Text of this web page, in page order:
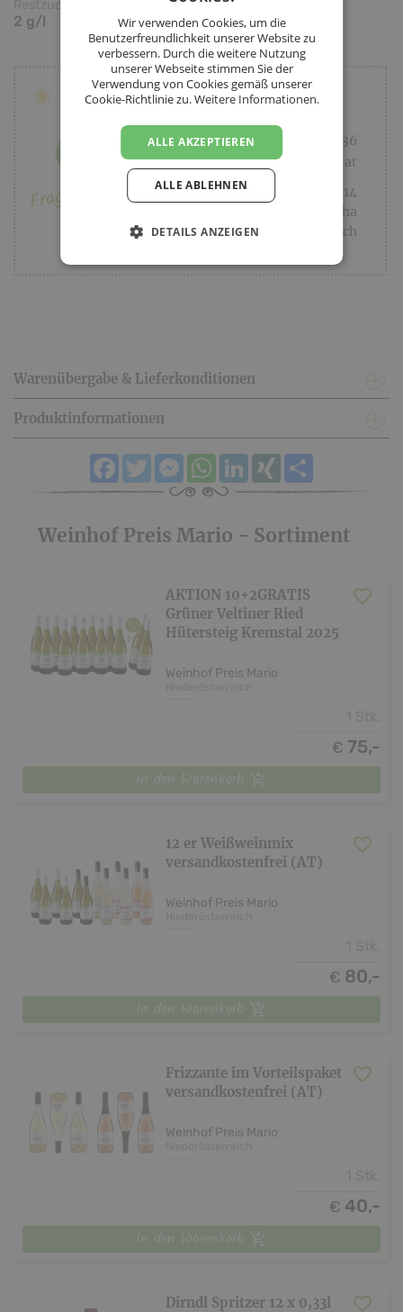
2 g/l
Qualität
Qualitätswein trocken
Weinhof Preis Mario
+43 664 8240536
office@weinhofpreis.at
Schulgasse 14
3508 Tiefenfucha
Niederösterreich
Fragen an den
Warenübergabe & Lieferkonditionen
Produktinformationen
FacebookTwitterMessengerWhatsApp
LinkedIn
XING
Weinhof Preis Mario - Sortiment
AKTION 10+2GRATIS
Grüner Veltiner Ried
Hütersteig Kremstal 2025
Weinhof Preis Mario
€ 75,-
In den Warenkorb
12 er Weißweinmix
versandkostenfrei (AT)
Weinhof Preis Mario
€ 80,-
In den Warenkorb
Frizzante im Vorteilspaket
versandkostenfrei (AT)
Weinhof Preis Mario
€ 40,-
In den Warenkorb
Dirndl Spritzer 12 x 0,33l
Wir verwenden Cookies, um die
Benutzerfreundlichkeit unserer Website zu
verbessern. Durch die weitere Nutzung
unserer Webseite stimmen Sie der
Verwendung von Cookies gemäß unserer
Cookie-Richtlinie zu.Weitere Informationen.
ALLE AKZEPTIEREN
ALLE ABLEHNEN
DETAILS ANZEIGEN